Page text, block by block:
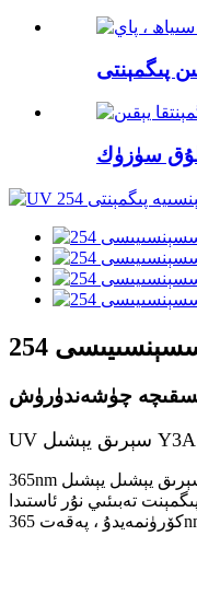
UV سېرىق يېشىل Y3A
365nm ئورگانىك فلۇئورېسسېنسىيە پىگمېنتى ئۇلترا بىنەپشە سېرىق يېشىل يېشىل Y3A ساختا ئالدامچىلىققا قارشى تۇرۇش تېخنىكىسىنىڭ ئالدىنقى سېپىدە تۇرۇپ ، يۇقىرى بىخەتەرلىك ۋە كۆرۈنمەس بەلگە ھەل
تەبىئىي نۇر ئاستىدا